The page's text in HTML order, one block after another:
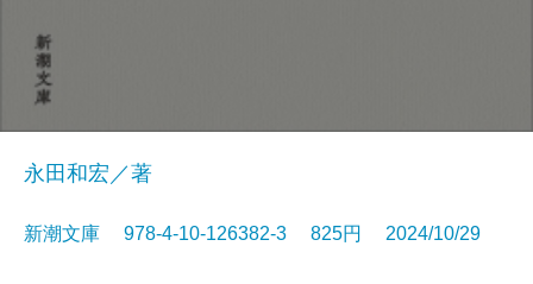
永田和宏／著
新潮文庫 978-4-10-126382-3 825円 2024/10/29